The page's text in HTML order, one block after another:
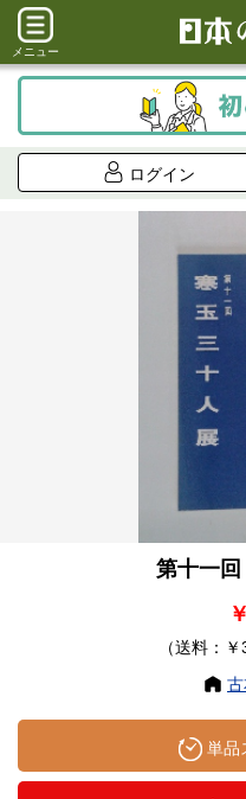
メニュー
ログイン
第十一
（送料：
単品